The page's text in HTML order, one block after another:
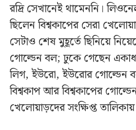
রদ্রি সেখানেই থামেননি।
ছিলেন বিশ্বকাপের সেরা
সেটাও শেষ মুহূর্তে ছিনিয়ে
গোল্ডেন বল; ঢুকে গেছেন
লিগ, ইউরো, ইউরোর গোল্ডেন
বিশ্বকাপ আর বিশ্বকাপের
খেলোয়াড়দের সংক্ষিপ্ত